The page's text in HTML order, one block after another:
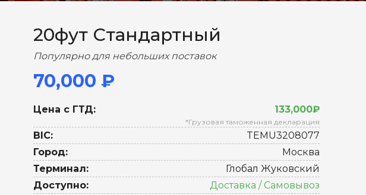
20фут Стандартный
Популярно для небольших поставок
70,000 ₽
Цена с ГТД: 133,000₽
*Грузовая таможенная декларация
BIC:
TEMU3208077
Город:
Москва
Терминал:
Глобал Жуковский
Доступно:
Доставка / Самовывоз